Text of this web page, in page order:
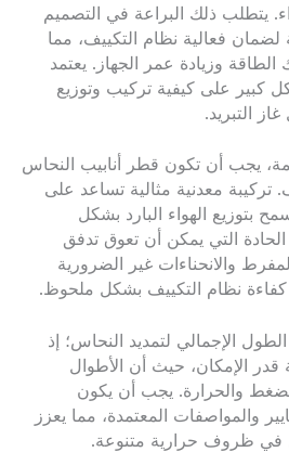
يتطلب ذلك البراعة في التصميم
لضمان فعالية نظام التكييف، مما
وزيادة عمر الجهاز. يعتمد
كبير على كيفية تركيب وتوزيع
التبريد.
يجب أن تكون قطر أنابيب النحاس
تركيبة معدنية مثالية تساعد على
بتوزيع الهواء البارد بشكل
الحادة التي يمكن أن تعوق تدفق
والانحناءات غير الضرورية
نظام التكييف بشكل ملحوظ.
الإجمالي لتمديد النحاس؛ إذ
قدر الإمكان، حيث أن الأطوال
والحرارة. يجب أن يكون
والمواصفات المعتمدة، مما يعزز
في ظروف حرارية متنوعة.